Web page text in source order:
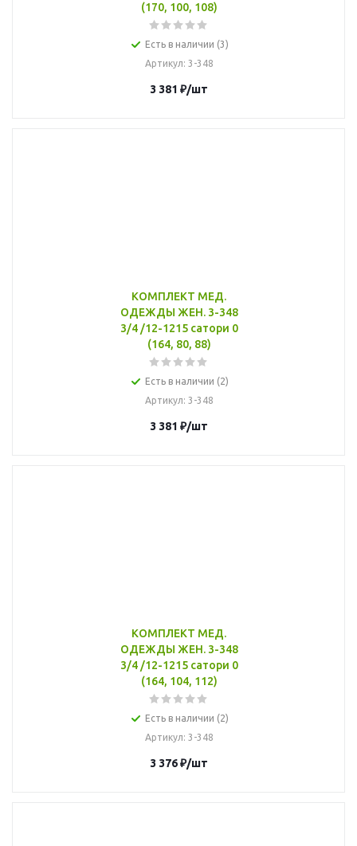
(170, 100, 108)
Есть в наличии (3)
Артикул: 3-348
3 381 ₽/шт
КОМПЛЕКТ МЕД.
ОДЕЖДЫ ЖЕН. 3-348
3/4 /12-1215 сатори 0
(164, 80, 88)
Есть в наличии (2)
Артикул: 3-348
3 381 ₽/шт
КОМПЛЕКТ МЕД.
ОДЕЖДЫ ЖЕН. 3-348
3/4 /12-1215 сатори 0
(164, 104, 112)
Есть в наличии (2)
Артикул: 3-348
3 376₽/шт